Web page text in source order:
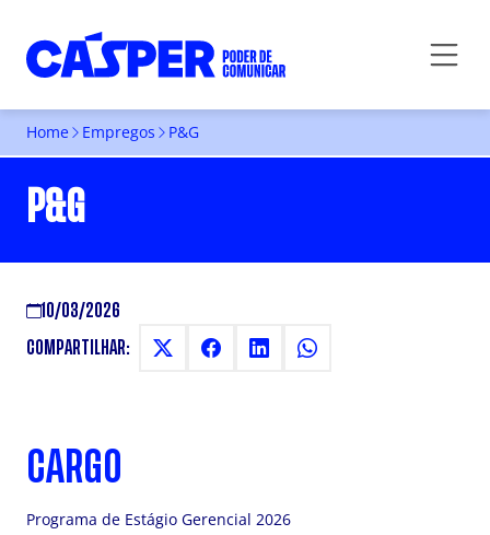
Home Empregos P&G
P&G
10/03/2026
COMPARTILHAR:
CARGO
Programa de Estágio Gerencial 2026